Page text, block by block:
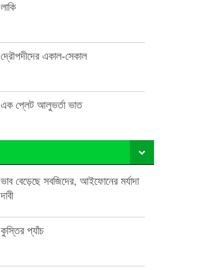
লাকি
দ্রৌপদীদের একাল-সেকাল
এক প্লেট আলুভর্তা ভাত
ভাব বেড়েছে সবজিদের, আইফোনের মর্যাদা
দাবী
কুস্তির প্যাঁচ